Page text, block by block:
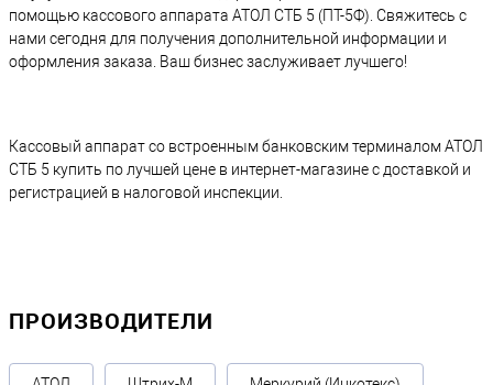
помощью кассового аппарата АТОЛ СТБ 5 (ПТ-5Ф). Свяжитесь с
нами сегодня для получения дополнительной информации и
оформления заказа. Ваш бизнес заслуживает лучшего!
Кассовый аппарат со встроенным банковским терминалом АТОЛ
СТБ 5 купить по лучшей цене в интернет-магазине с доставкой и
регистрацией в налоговой инспекции.
ПРОИЗВОДИТЕЛИ